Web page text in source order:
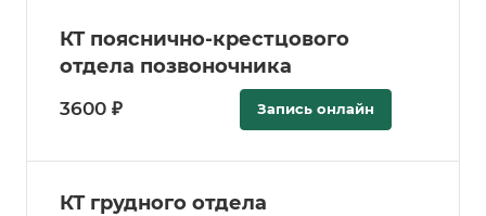
КТ пояснично-крестцового
отдела позвоночника
3600 ₽ Запись онлайн
КТ грудного отдела